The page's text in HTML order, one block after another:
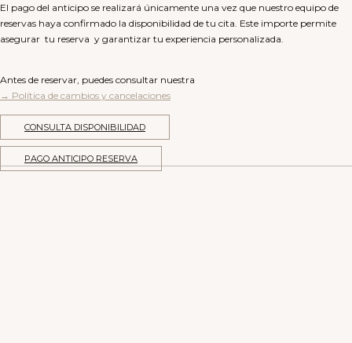
El pago del anticipo se realizará únicamente una vez que nuestro equipo de
reservas haya confirmado la disponibilidad de tu cita. Este importe permite
asegurar tu reserva y garantizar tu experiencia personalizada.
Antes de reservar, puedes consultar nuestra
→ Política de cambios y cancelaciones
CONSULTA DISPONIBILIDAD
PAGO ANTICIPO RESERVA